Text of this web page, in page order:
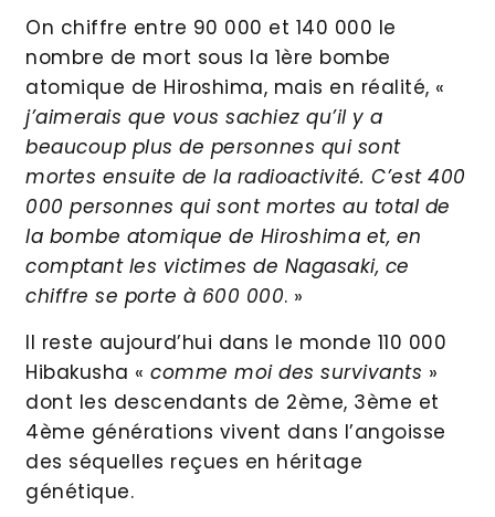
On chiffre entre 90 000 et 140 000 le
nombre de mort sous la 1ère bombe
atomique de Hiroshima, mais en réalité, «
j’aimerais que vous sachiez qu’il y a
beaucoup plus de personnes qui sont
mortes ensuite de la radioactivité. C’est 400
000 personnes qui sont mortes au total de
la bombe atomique de Hiroshima et, en
comptant les victimes de Nagasaki, ce
chiffre se porte à 600 000. »
Il reste aujourd’hui dans le monde 110 000
Hibakusha « comme moi des survivants »
dont les descendants de 2ème, 3ème et
4ème générations vivent dans l’angoisse
des séquelles reçues en héritage
génétique.